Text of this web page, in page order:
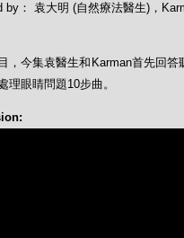
by： 袁大明 (自然療法醫生)，
，今集袁醫生和Karman首先回答
理眼睛問題10步曲。